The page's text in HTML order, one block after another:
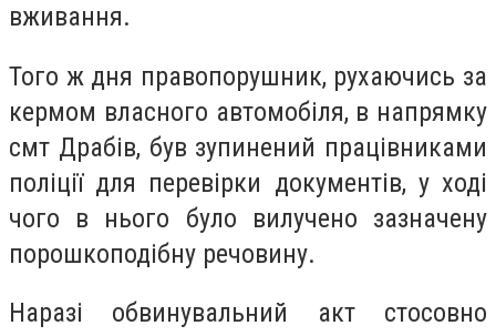
вживання.
Того ж дня правопорушник, рухаючись за
кермом власного автомобіля, в напрямку
смт Драбів, був зупинений працівниками
поліції для перевірки документів, у ході
чого в нього було вилучено зазначену
порошкоподібну речовину.
Наразі обвинувальний акт стосовно